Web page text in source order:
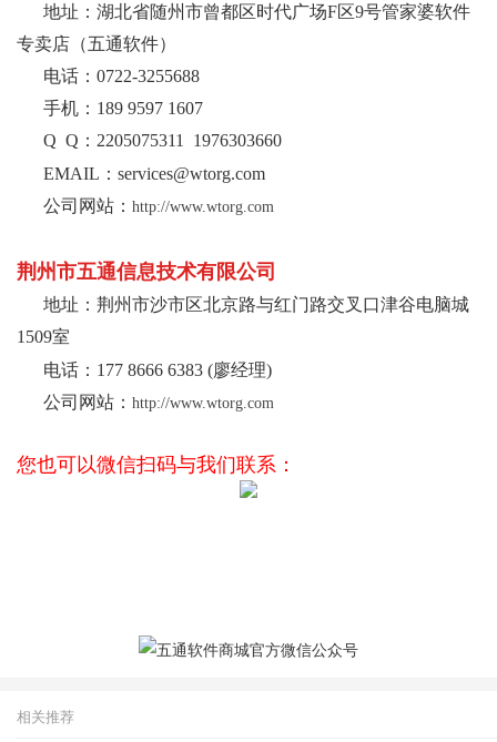
地址：湖北省随州市曾都区时代广场F区9号管家婆软件
专卖店（五通软件）
电话： 0722-3255688
手机： 189 9597 1607
Q Q： 2205075311
1976303660
EMAIL：services@wtorg.com
公司网站： http://www.wtorg.com
荆州市五通信息技术有限公司
地址：荆州市沙市区北京路与红门路交叉口津谷电脑城
1509室
电话： 177 8666 6383 (廖经理)
公司网站： http://www.wtorg.com
您也可以微信扫码与我们联系：
相关推荐